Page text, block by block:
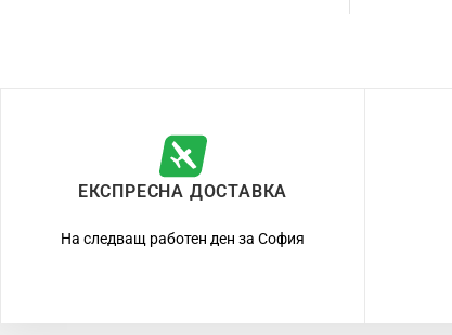
ЕКСПРЕСНА ДОСТАВКА
На следващ работен ден за София